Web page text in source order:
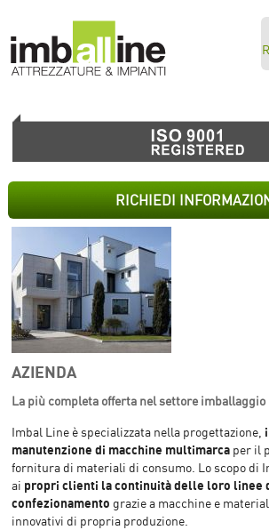
RICHIEDI
AZIENDA
La più completa offerta nel settore imballaggio
Imbal Line è specializzata nella progettazione,
manutenzione di macchine multimarca per il
fornitura di materiali di consumo. Lo scopo di
ai propri clienti la continuità delle loro linee
confezionamento grazie a macchine e
innovativi di propria produzione.